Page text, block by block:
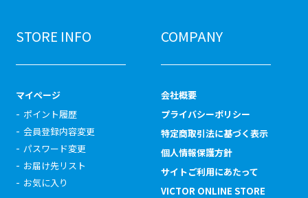
STORE INFO
マイページ
ポイント履歴
会員登録内容変更
パスワード変更
お届け先リスト
お気に入り
COMPANY
会社概要
プライバシーポリシー
特定商取引法に基づく表示
個人情報保護方針
サイトご利用にあたって
VICTOR ONLINE STORE